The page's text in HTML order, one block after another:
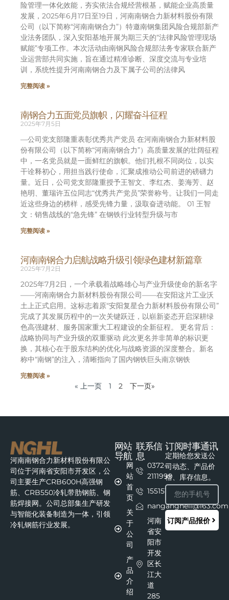
险管理一体化效能，夯实依法合规经营根基，赋能企业高质量
发展，2025年6月17日至19日，河南南钢合力新材料股份有限
公司（以下简称“河南南钢合力”）特邀南钢集团风险合规部新产
业法务团队，深入安阳基地开展为期三天的“法律风险管理现场
赋能”专项工作。本次活动由南钢风险合规部法务专家联合新产
业运营部共同实施，旨在通过精准诊断、深度交流与专业培
训，系统性提升河南南钢合力及下属子公司的法律风
完整阅读 »
南钢合力五面党员旗帜，闪耀奋斗征程
2025年7月5日
—公司党支部隆重表彰优秀共产党员 在河南南钢合力新材料股
份有限公司（以下简称“河南南钢合力”）高质量发展的壮阔征程
中，一名党员就是一面鲜红的旗帜。他们扎根不同岗位，以实
干诠释初心，用担当践行使命，汇聚成推动公司前进的磅礴力
量。近日，公司党支部隆重授予王智文、李红杰、姜海芳、赵
艳明、董瑞许五位同志“优秀共产党员”荣誉称号。让我们一同走
近这些身边的榜样，感受先锋力量，汲取奋进动能。 01 王智
文：销售战线的“急先锋” 在钢铁行业转型升级与市
完整阅读 »
河南南钢合力启航战略升级引领绿色建材新篇章
2025年7月2日
2025年7月2日，一个承载着战略雄心与产业升级使命的新名字
——河南南钢合力新材料股份有限公司——在安阳这片工业沃
土上正式启用。这标志着原“安阳复星合力新材料股份有限公司”
完成了其发展历程中的一次关键跃迁，以崭新姿态开启深耕绿
色高强建材、服务国家重大工程建设的全新征程。 更名背后：
战略协同与产业升级的双重驱动 此次更名并非简单的标识更
换，其核心在于股东结构的优化与战略资源的深度整合。新名
称中“南钢”的注入，清晰指向了国内钢铁巨头南京钢铁
完整阅读 »
« 上一页 1 2 下一页»
河南南钢合力新材料股份有限公
司位于河南省安阳市开发区，公
司主要生产CRB600H高强钢
筋、CRB550冷轧带肋钢筋、钢
筋焊接网。公司总部集生产研发
与智能化装备制造为一体，引领
冷轧钢筋行业发展。
网站
导航
网
站
首
页
关
于
公
司
产
品
介
绍
联系信
息
0372-
2111999
15515111215
nangangheli@163.com
河南
省安
阳市
开发
区长
江大
道
285
订阅时事通讯
定期给您发送公
司动态、产品价
格、库存信息。
订阅产品报价